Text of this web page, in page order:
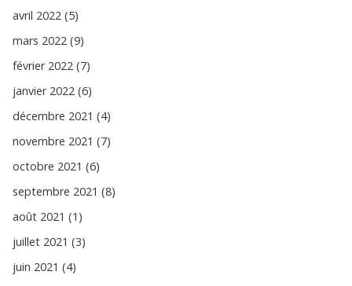
avril 2022 (5)
mars 2022 (9)
février 2022 (7)
janvier 2022 (6)
décembre 2021 (4)
novembre 2021 (7)
octobre 2021 (6)
septembre 2021 (8)
août 2021 (1)
juillet 2021 (3)
juin 2021 (4)